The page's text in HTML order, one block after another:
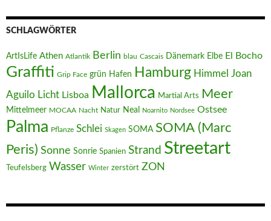
SCHLAGWÖRTER
ArtIsLife Athen Atlantik Berlin blau Cascais Dänemark Elbe El Bocho
Graffiti Grip Face grün Hafen Hamburg Himmel Joan
Aguilo Licht Lisboa Mallorca Martial Arts Meer
Mittelmeer MOCAA Nacht Natur Neal Noarnito Nordsee Ostsee
Palma Pflanze Schlei Skagen SOMA SOMA (Marc
Peris) Sonne Sonrie Spanien Strand Streetart
Teufelsberg Wasser Winter zerstört ZON